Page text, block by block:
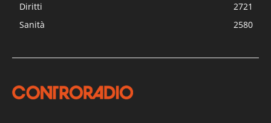
Diritti
2721
Sanità
2580